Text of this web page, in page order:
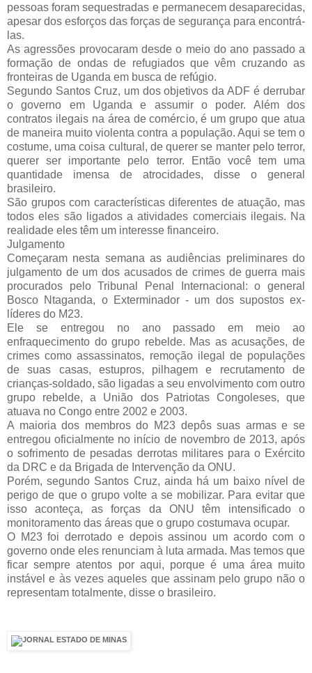
pessoas foram sequestradas e permanecem desaparecidas,
apesar dos esforços das forças de segurança para encontrá-
las.
As agressões provocaram desde o meio do ano passado a
formação de ondas de refugiados que vêm cruzando as
fronteiras de Uganda em busca de refúgio.
Segundo Santos Cruz, um dos objetivos da ADF é derrubar
o governo em Uganda e assumir o poder. Além dos
contratos ilegais na área de comércio, é um grupo que atua
de maneira muito violenta contra a população. Aqui se tem o
costume, uma coisa cultural, de querer se manter pelo terror,
querer ser importante pelo terror. Então você tem uma
quantidade imensa de atrocidades, disse o general
brasileiro.
São grupos com características diferentes de atuação, mas
todos eles são ligados a atividades comerciais ilegais. Na
realidade eles têm um interesse financeiro.
Julgamento
Começaram nesta semana as audiências preliminares do
julgamento de um dos acusados de crimes de guerra mais
procurados pelo Tribunal Penal Internacional: o general
Bosco Ntaganda, o Exterminador - um dos supostos ex-
líderes do M23.
Ele se entregou no ano passado em meio ao
enfraquecimento do grupo rebelde. Mas as acusações, de
crimes como assassinatos, remoção ilegal de populações
de suas casas, estupros, pilhagem e recrutamento de
crianças-soldado, são ligadas a seu envolvimento com outro
grupo rebelde, a União dos Patriotas Congoleses, que
atuava no Congo entre 2002 e 2003.
A maioria dos membros do M23 depôs suas armas e se
entregou oficialmente no início de novembro de 2013, após
o sofrimento de pesadas derrotas militares para o Exército
da DRC e da Brigada de Intervenção da ONU.
Porém, segundo Santos Cruz, ainda há um baixo nível de
perigo de que o grupo volte a se mobilizar. Para evitar que
isso aconteça, as forças da ONU têm intensificado o
monitoramento das áreas que o grupo costumava ocupar.
O M23 foi derrotado e depois assinou um acordo com o
governo onde eles renunciam à luta armada. Mas temos que
ficar sempre atentos por aqui, porque é uma área muito
instável e às vezes aqueles que assinam pelo grupo não o
representam totalmente, disse o brasileiro.